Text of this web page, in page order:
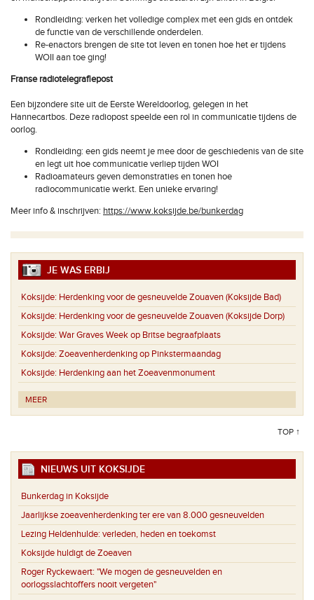
Rondleiding: verken het volledige complex met een gids en ontdek
de functie van de verschillende onderdelen.
Re-enactors brengen de site tot leven en tonen hoe het er tijdens
WOII aan toe ging!
Franse radiotelegrafiepost
Een bijzondere site uit de Eerste Wereldoorlog, gelegen in het
Hannecartbos. Deze radiopost speelde een rol in communicatie tijdens de
oorlog.
Rondleiding: een gids neemt je mee door de geschiedenis van de site
en legt uit hoe communicatie verliep tijden WOI
Radioamateurs geven demonstraties en tonen hoe
radiocommunicatie werkt. Een unieke ervaring!
Meer info & inschrijven: https://www.koksijde.be/bunkerdag
JE WAS ERBIJ
Koksijde: Herdenking voor de gesneuvelde Zouaven (Koksijde Bad)
Koksijde: Herdenking voor de gesneuvelde Zouaven (Koksijde Dorp)
Koksijde: War Graves Week op Britse begraafplaats
Koksijde: Zoeavenherdenking op Pinkstermaandag
Koksijde: Herdenking aan het Zoeavenmonument
MEER
TOP ↑
NIEUWS UIT KOKSIJDE
Bunkerdag in Koksijde
Jaarlijkse zoeavenherdenking ter ere van 8.000 gesneuvelden
Lezing Heldenhulde: verleden, heden en toekomst
Koksijde huldigt de Zoeaven
Roger Ryckewaert: "We mogen de gesneuvelden en
oorlogsslachtoffers nooit vergeten"